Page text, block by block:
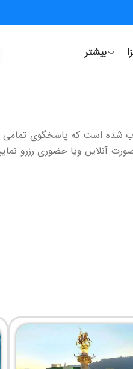
بیشتر
شده است که پاسخگوی تمامی
آنلاین ویا حضوری رزرو